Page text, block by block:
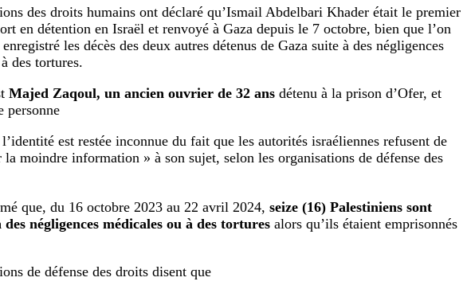
des droits humains ont déclaré qu’Ismail Abdelbari Khader était le premier
en détention en Israël et renvoyé à Gaza depuis le 7 octobre, bien que l’on
les décès des deux autres détenus de Gaza suite à des négligences
des tortures.
Majed Zaqoul, un ancien ouvrier de 32 ans détenu à la prison d’Ofer, et
personne
est restée inconnue du fait que les autorités israéliennes refusent de
moindre information » à son sujet, selon les organisations de défense des
que, du 16 octobre 2023 au 22 avril 2024, seize (16) Palestiniens sont
négligences médicales ou à des tortures alors qu’ils étaient emprisonnés
de défense des droits disent que